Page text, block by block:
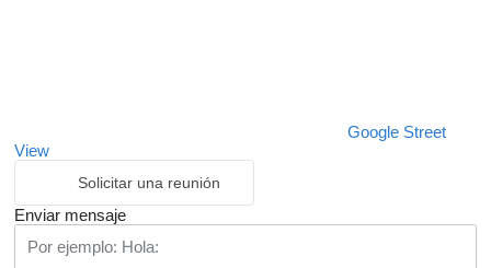
Google Street
View
Solicitar una reunión
Enviar mensaje